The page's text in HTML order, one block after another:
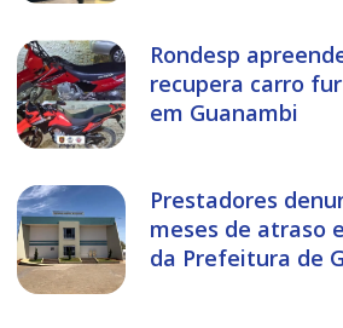
Rondesp
recupera carro
em Guanambi
Prestadores
meses de atraso
da Prefeitura de